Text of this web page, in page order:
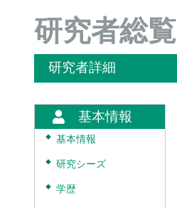
研究者総覧
研究者詳細
基本情報
◆ 基本情報
◆ 研究シーズ
◆ 学歴